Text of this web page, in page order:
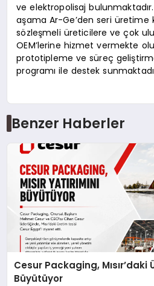
ve elektropolisaj
aşama Ar-Ge’den seri üretime
sözleşmeli üreticilere ve çok
OEM’lerine hizmet vermekte
prototipleme ve süreç
programı ile destek
Benzer Haberler
Cesur Packaging, Mısır’daki
Büyütüyor